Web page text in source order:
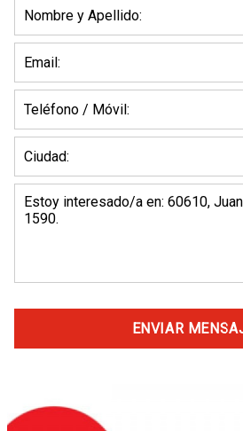
ENVIAR